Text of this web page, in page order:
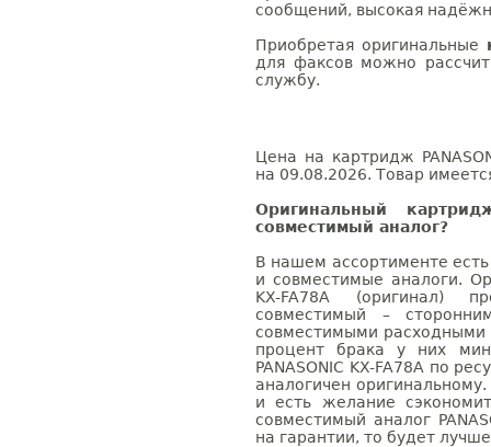
сообщений, высокая
Приобретая оригинальные
для факсов можно
службу.
Цена на картридж
на 09.08.2026. Товар
Оригинальный
совместимый аналог?
В нашем ассортименте
и совместимые аналоги.
KX-FA78A (оригинал)
совместимый –
совместимыми расходными
процент брака у них
PANASONIC KX-FA78A по
аналогичен
и есть желание
совместимый аналог
на гарантии, то будет